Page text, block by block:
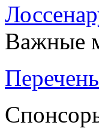
Важные